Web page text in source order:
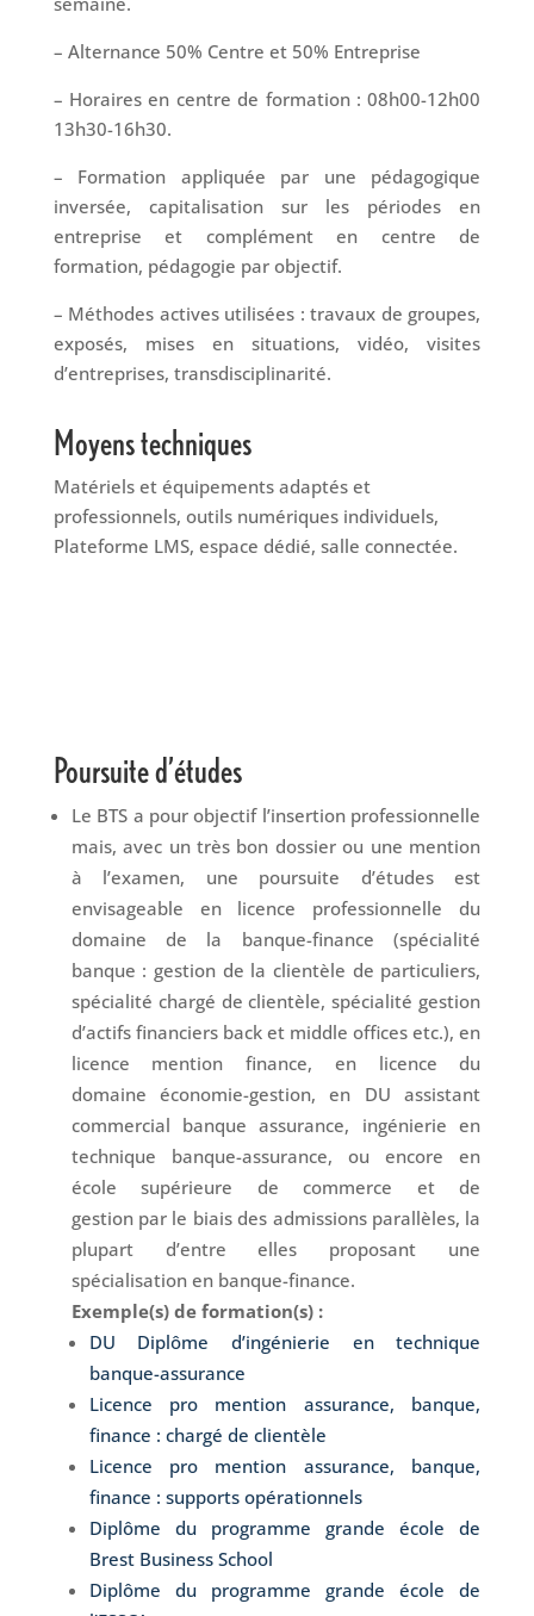
– Alternance 50% Centre et 50% Entreprise
– Horaires en centre de formation : 08h00-12h00
13h30-16h30.
– Formation appliquée par une pédagogique
inversée, capitalisation sur les périodes en
entreprise et complément en centre de
formation, pédagogie par objectif.
– Méthodes actives utilisées : travaux de groupes,
exposés, mises en situations, vidéo, visites
d’entreprises, transdisciplinarité.
Moyens techniques
Matériels et équipements adaptés et
professionnels, outils numériques individuels,
Plateforme LMS, espace dédié, salle connectée.
Poursuite d’études
Le BTS a pour objectif l’insertion professionnelle
mais, avec un très bon dossier ou une mention
à l’examen, une poursuite d’études est
envisageable en licence professionnelle du
domaine de la banque-finance (spécialité
banque : gestion de la clientèle de particuliers,
spécialité chargé de clientèle, spécialité gestion
d’actifs financiers back et middle offices etc.), en
licence mention finance, en licence du
domaine économie-gestion, en DU assistant
commercial banque assurance, ingénierie en
technique banque-assurance, ou encore en
école supérieure de commerce et de
gestion par le biais des admissions parallèles, la
plupart d’entre elles proposant une
spécialisation en banque-finance.
Exemple(s) de formation(s) :
DU Diplôme d’ingénierie en technique
banque-assurance
Licence pro mention assurance, banque,
finance : chargé de clientèle
Licence pro mention assurance, banque,
finance : supports opérationnels
Diplôme du programme grande école de
Brest Business School
Diplôme du programme grande école de